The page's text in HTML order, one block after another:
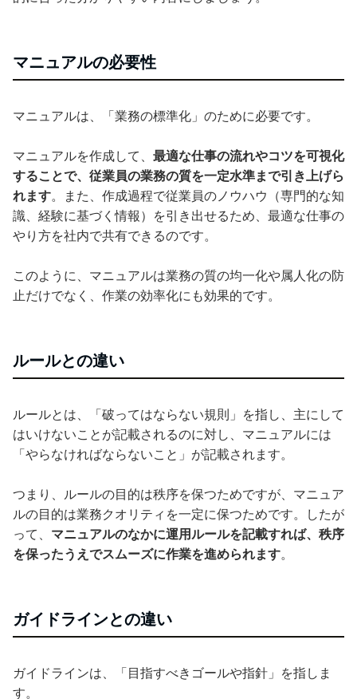
マニュアルの必要性
マニュアルは、「業務の標準化」のために必要です。
マニュアルを作成して、 最適な仕事の流れやコツを可視化
することで、従業員の業務の質を一定水準まで引き上げら
れます。また、作成過程で従業員のノウハウ（専門的な知
識、経験に基づく情報）を引き出せるため、最適な仕事の
やり方を社内で共有できるのです。
このように、マニュアルは業務の質の均一化や属人化の防
止だけでなく、作業の効率化にも効果的です。
ルールとの違い
ルールとは、「破ってはならない規則」を指し、主にして
はいけないことが記載されるのに対し、マニュアルには
「やらなければならないこと」が記載されます。
つまり、ルールの目的は秩序を保つためですが、マニュア
ルの目的は業務クオリティを一定に保つためです。したが
って、 マニュアルのなかに運用ルールを記載すれば、秩序
を保ったうえでスムーズに作業を進められます。
ガイドラインとの違い
ガイドラインは、「目指すべきゴールや指針」を指しま
す。